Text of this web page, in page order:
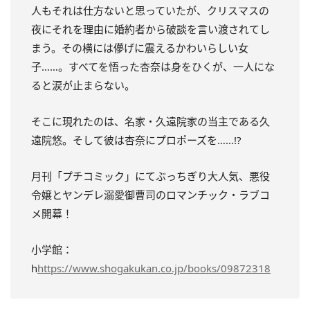
人もそれは仕方ないと思っていたが、クリスマスの
夜にそれを理由に婚約者から破談を言い渡されてし
まう。その横には儚げに震えるかわいらしい女
子……。すべてを悟った杏奈は身をひくが、一人にな
ると涙が止まらない。
そこに現れたのは、名家・久遠院家の当主である久
遠院悠。そして彼は杏奈にプロポーズを……!?
月刊「プチコミック」にてぶっちぎり大人気、悪役
令嬢とヤンデレ溺愛御曹司のロマンチック・ラブコ
メ開幕！
小学館：
hhttps://www.shogakukan.co.jp/books/09872318